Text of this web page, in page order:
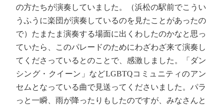
の方たちが演奏していました。（浜松の駅前でこうい
うふうに楽団が演奏しているのを見たことがあったの
で）たまたま演奏する場面に出くわしたのかなと思っ
ていたら、このパレードのためにわざわざ来て演奏し
てくださっているとのことで、感激しました。「ダン
シング・クイーン」などLGBTQコミュニティのアン
セムとなっている曲で見送ってくださいました。パラ
っと一瞬、雨が降ったりもしたのですが、みなさんと